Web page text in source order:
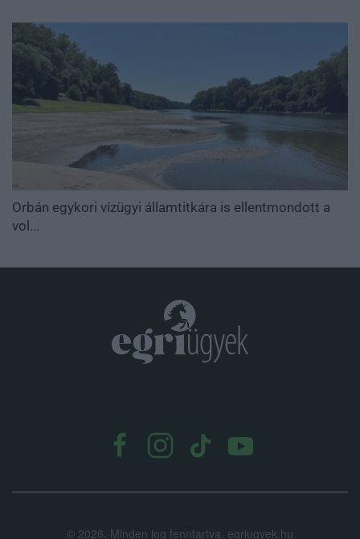
Orbán egykori vízügyi államtitkára is ellentmondott a
vol...
© 2026. Minden jog fenntartva. egriugyek.hu